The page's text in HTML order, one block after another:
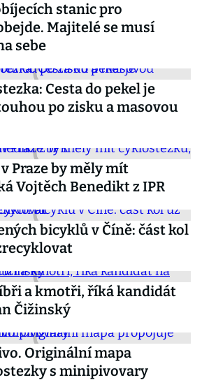
stanic pro
Majitelé se musí
sebe
Cesta do pekel je
po zisku a masovou
Praze by měly mít
Vojtěch Benedikt z IPR
bicyklů v Číně: část kol
a kmotři, říká kandidát
Čižinský
Originální mapa
s minipivovary